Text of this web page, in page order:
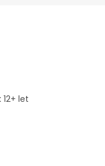
let